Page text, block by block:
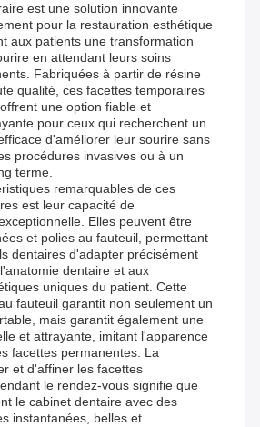
est une solution innovante
pour la restauration esthétique
aux patients une transformation
en attendant leurs soins
Fabriquées à partir de résine
qualité, ces facettes temporaires
une option fiable et
pour ceux qui recherchent un
d'améliorer leur sourire sans
procédures invasives ou à un
terme.
remarquables de ces
est leur capacité de
Elles peuvent être
et polies au fauteuil, permettant
dentaires d'adapter précisément
dentaire et aux
uniques du patient. Cette
fauteuil garantit non seulement un
mais garantit également une
et attrayante, imitant l'apparence
facettes permanentes. La
et d'affiner les facettes
le rendez-vous signifie que
le cabinet dentaire avec des
instantanées, belles et